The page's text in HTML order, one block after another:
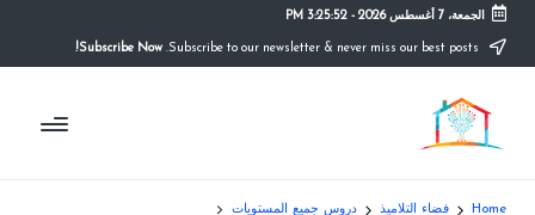
content
الجمعة، 7 أغسطس 2026 -
3:25:53 PM
Subscribe Now!
م
و
ق
التعليم
الصريح
Home فضاء التلاميذ
دروس جميع المستويات